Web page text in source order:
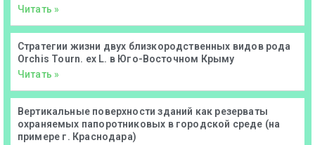
Читать »
Стратегии жизни двух близкородственных видов рода
Orchis Tourn. ex L. в Юго-Восточном Крыму
Читать »
Вертикальные поверхности зданий как резерваты
охраняемых папоротниковых в городской среде (на
примере г. Краснодара)